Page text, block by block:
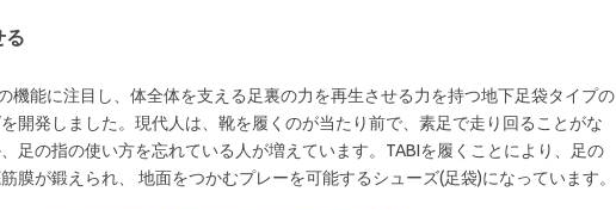
る
機能に注目し、体全体を支える足裏の力を再生させる力を持つ地下足袋タイプの
開発しました。現代人は、靴を履くのが当たり前で、素足で走り回ることがな
足の指の使い方を忘れている人が増えています。TABIを履くことにより、足の
膜が鍛えられ、 地面をつかむプレーを可能するシューズ(足袋)になっています。